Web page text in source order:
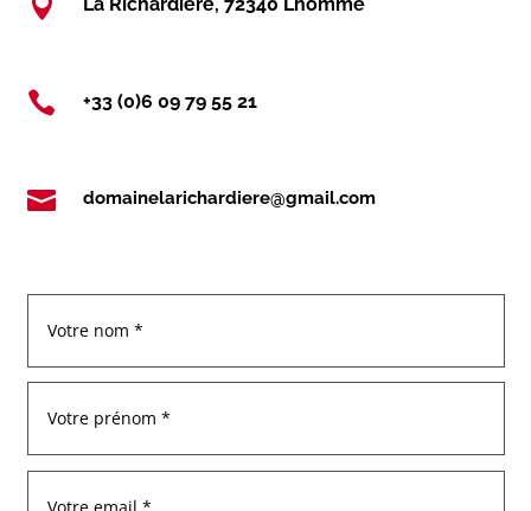
 +33 (0)6 09 79 55 21
 domainelarichardiere@gmail.com